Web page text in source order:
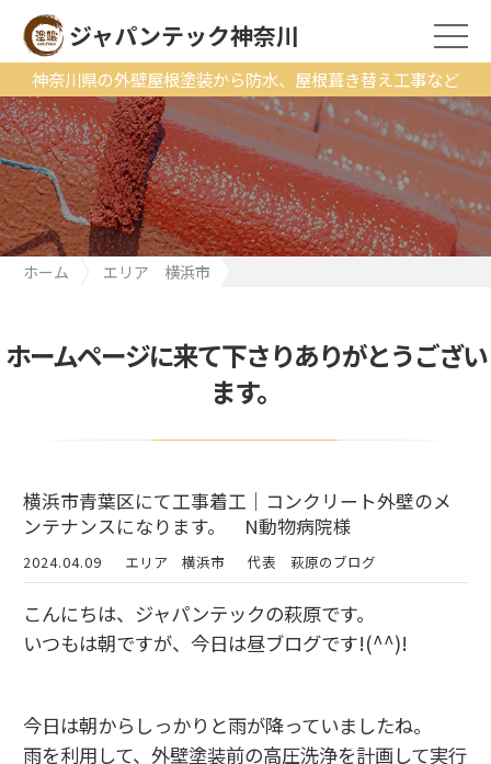
神奈川県の外壁屋根塗装から防水、屋根葺き替え工事など
ジャパンテック神奈川
ホーム
エリア 横浜市
ホームページに来て下さりありがとうござい
ます。
横浜市青葉区にて工事着工｜コンクリート外壁のメ
ンテナンスになります。 N動物病院様
2024.04.09 エリア 横浜市 代表 萩原のブログ
こんにちは、ジャパンテックの萩原です。
いつもは朝ですが、今日は昼ブログです!(^^)!
今日は朝からしっかりと雨が降っていましたね。
雨を利用して、外壁塗装前の高圧洗浄を計画して実行